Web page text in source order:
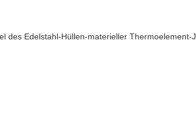
des Edelstahl-Hüllen-materieller Thermoelement-